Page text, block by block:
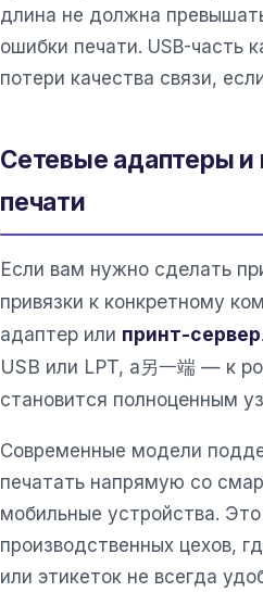
длина не должна
ошибки печати. USB-часть
потери качества связи,
Сетевые адаптеры и
печати
Если вам нужно сделать
привязки к конкретному
адаптер или принт-сервер
USB или LPT, а另一端 — к
становится полноценным
Современные модели
печатать напрямую со
мобильные устройства.
производственных цехов,
или этикеток не всегда